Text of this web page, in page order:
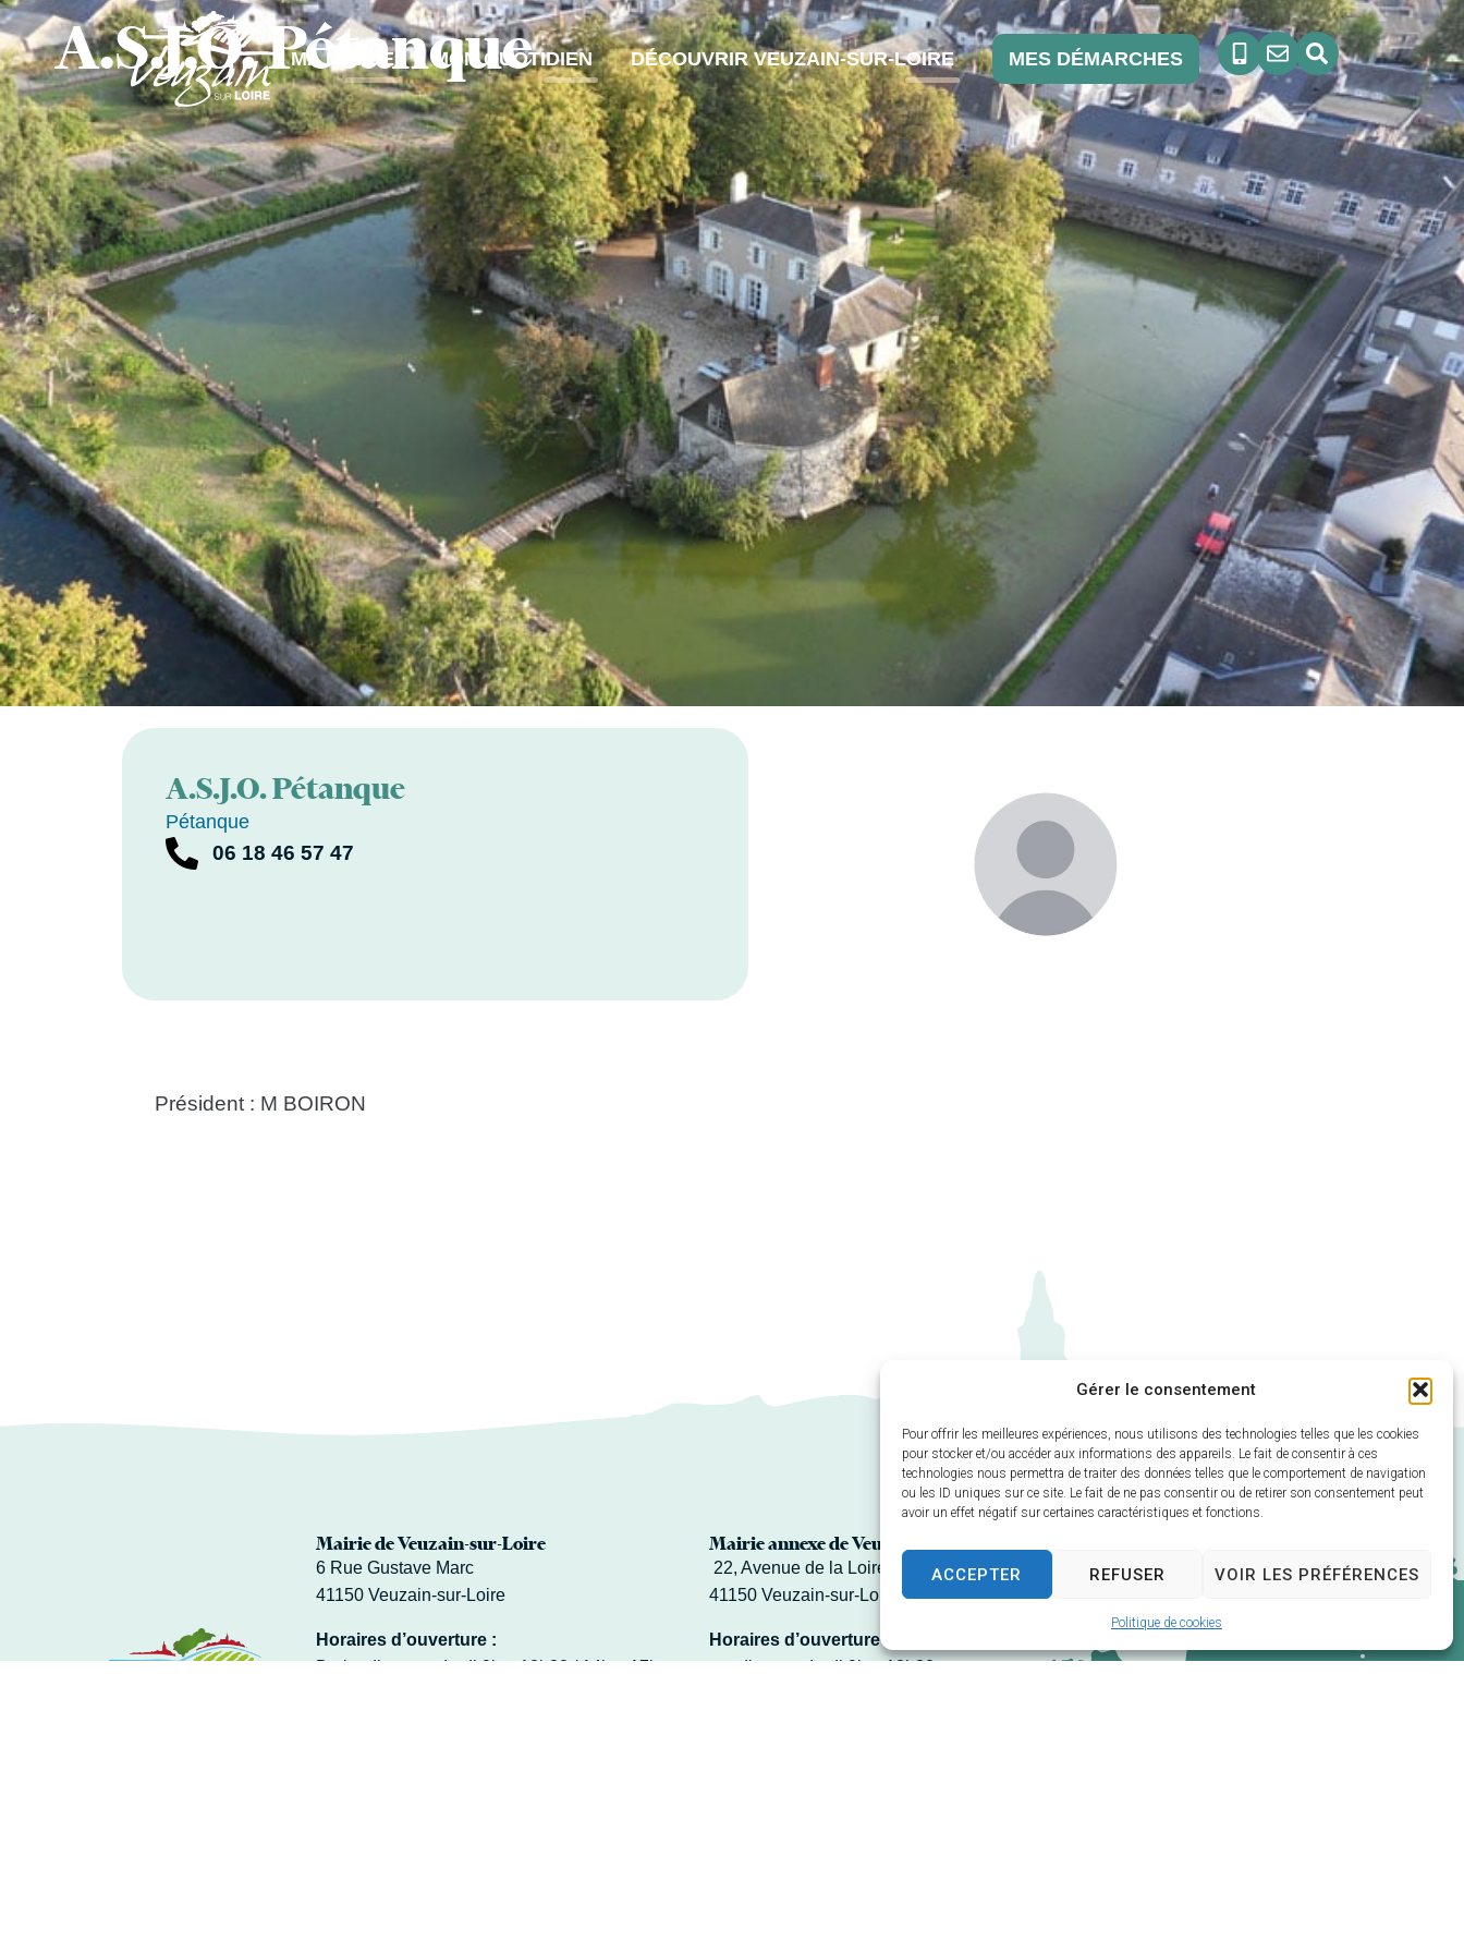
Gérer le consentement
Pour offrir les meilleures expériences, nous utilisons des technologies telles que les cookies
pour stocker et/ou accéder aux informations des appareils. Le fait de consentir à ces
technologies nous permettra de traiter des données telles que le comportement de navigation
ou les ID uniques sur ce site. Le fait de ne pas consentir ou de retirer son consentement peut
avoir un effet négatif sur certaines caractéristiques et fonctions.
ACCEPTER REFUSER VOIR LES PRÉFÉRENCES
Politique de cookies
principal
MA MAIRIE MON QUOTIDIEN DÉCOUVRIR VEUZAIN-SUR-LOIRE MES DÉMARCHES
A.S.J.O. Pétanque
A.S.J.O. Pétanque
Pétanque
06 18 46 57 47
Président : M BOIRON
Mairie de Veuzain-sur-Loire
6 Rue Gustave Marc
41150 Veuzain-sur-Loire
Horaires d’ouverture :
Du lundi au vendredi 9h – 12h30 / 14h – 17h
Mairie annexe de Veuves
22, Avenue de la Loire – Veuves
41150 Veuzain-sur-Loire
Horaires d’ouverture :
mardi et vendredi 9h – 12h30